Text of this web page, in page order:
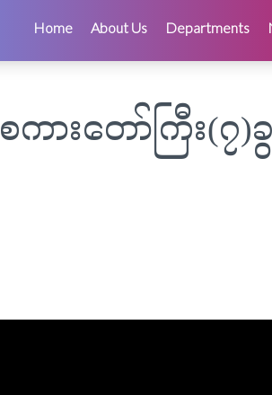
Home About Us Departments
စကားတော်ကြီး(